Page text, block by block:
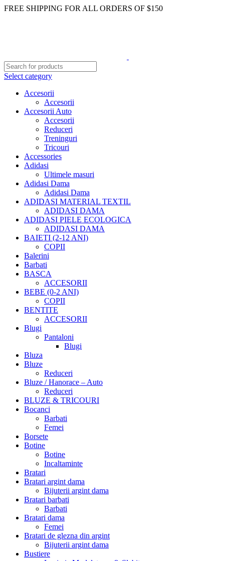
FREE SHIPPING FOR ALL ORDERS OF $150
Select category
Accesorii
Accesorii
Accesorii Auto
Accesorii
Reduceri
Treninguri
Tricouri
Accessories
Adidasi
Ultimele masuri
Adidasi Dama
Adidasi Dama
ADIDASI MATERIAL TEXTIL
ADIDASI DAMA
ADIDASI PIELE ECOLOGICA
ADIDASI DAMA
BAIETI (2-12 ANI)
COPII
Balerini
Barbati
BASCA
ACCESORII
BEBE (0-2 ANI)
COPII
BENTITE
ACCESORII
Blugi
Pantaloni
Blugi
Bluza
Bluze
Reduceri
Bluze / Hanorace – Auto
Reduceri
BLUZE & TRICOURI
Bocanci
Barbati
Femei
Borsete
Botine
Botine
Incaltaminte
Bratari
Bratari argint dama
Bijuterii argint dama
Bratari barbati
Barbati
Bratari dama
Femei
Bratari de glezna din argint
Bijuterii argint dama
Bustiere